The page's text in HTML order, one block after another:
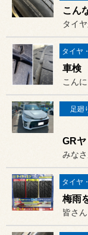
こん
車検
こん
足廻
GR
梅雨